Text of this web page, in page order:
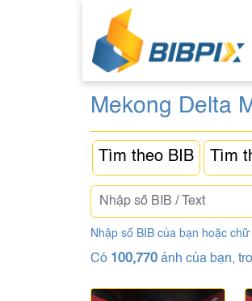
Mekong Delta
Tìm theo BIB Tìm
Nhập số BIB của bạn hoặc
Có 100,770 ảnh của bạn,